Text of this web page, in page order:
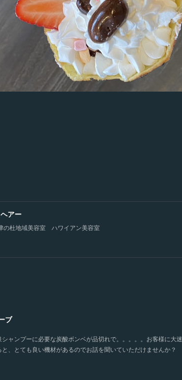
アー
の杜地域美容室 ハワイアン美容室
ブ
ャンプーに必要な炭酸ボンベが品切れで。。。。。お客様に大
、とても良い機材があるのでお話を聞いていただけませんか？